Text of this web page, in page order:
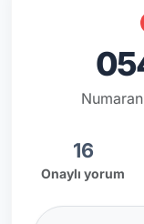
16
Onaylı yorum